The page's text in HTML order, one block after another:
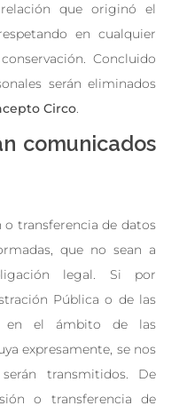
que originó el
en cualquier
Concluido
serán eliminados
Circo.
comunicados
o transferencia de datos
que no sean a
legal. Si por
Pública o de las
en el ámbito de las
expresamente, se nos
transmitidos. De
o transferencia de